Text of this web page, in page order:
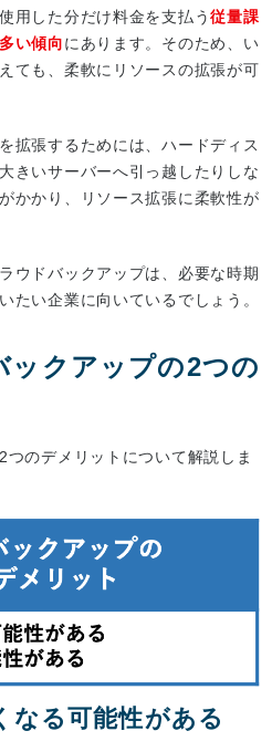
用した分だけ料金を支払う従量課
い傾向にあります。そのため、い
ても、柔軟にリソースの拡張が可
拡張するためには、ハードディス
きいサーバーへ引っ越したりしな
かかり、リソース拡張に柔軟性が
ウドバックアップは、必要な時期
たい企業に向いているでしょう。
ックアップの2つの
のデメリットについて解説しま
なる可能性がある